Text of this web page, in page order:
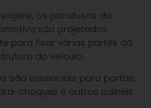
os parafusos da
são projetados
para fixar várias partes da
do veículo.
são essenciais para portas,
choques e outros painéis